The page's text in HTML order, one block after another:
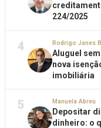
224/2025
4 Rodrigo Janes
Aluguel
nova
imobiliária
5 Manuela Abreu
Depositar
dinheiro: o